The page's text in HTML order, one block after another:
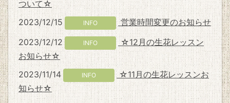
ついて☆
2023/12/15
INFO
営業時間変更のお知らせ
2023/12/12
INFO
☆12月の生花レッスン
お知らせ☆
2023/11/14
INFO
☆11月の生花レッスンお
知らせ☆